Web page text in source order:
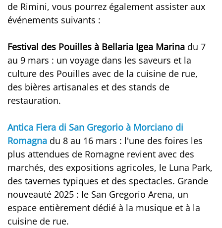
de Rimini, vous pourrez également assister aux
événements suivants :
Festival des Pouilles à Bellaria Igea Marina du 7
au 9 mars : un voyage dans les saveurs et la
culture des Pouilles avec de la cuisine de rue,
des bières artisanales et des stands de
restauration.
Antica Fiera di San Gregorio à Morciano di
Romagna du 8 au 16 mars : l'une des foires les
plus attendues de Romagne revient avec des
marchés, des expositions agricoles, le Luna Park,
des tavernes typiques et des spectacles. Grande
nouveauté 2025 : le San Gregorio Arena, un
espace entièrement dédié à la musique et à la
cuisine de rue.